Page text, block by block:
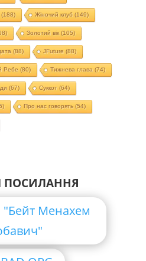
(188) Жіночий клуб (149)
Золотий вік(105)
(88) JFuture (88)
Ребе (80) Тижнева глава (74)
(67) Суккот (64)
Про нас говорять (54)
ПОСИЛАННЯ
"Бейт Менахем